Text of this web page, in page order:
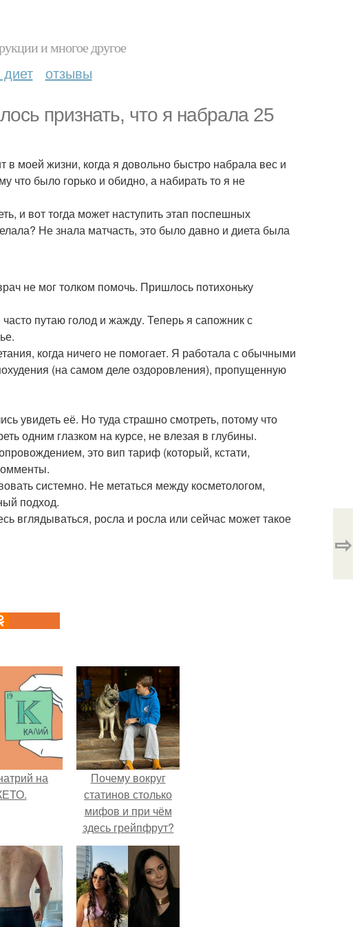
и многое другое
отзывы
признать, что я набрала 25
моей жизни, когда я довольно быстро набрала вес и
что было горько и обидно, а набирать то я не
и вот тогда может наступить этап поспешных
Не знала матчасть, это было давно и диета была
не мог толком помочь. Пришлось потихоньку
путаю голод и жажду. Теперь я сапожник с
когда ничего не помогает. Я работала с обычными
(на самом деле оздоровления), пропущенную
увидеть её. Но туда страшно смотреть, потому что
одним глазком на курсе, не влезая в глубины.
это вип тариф (который, кстати,
системно. Не метаться между косметологом,
подход.
вглядываться, росла и росла или сейчас может такое
⇨
на
Почему вокруг
статинов столько
мифов и при чём
здесь грейпфрут?